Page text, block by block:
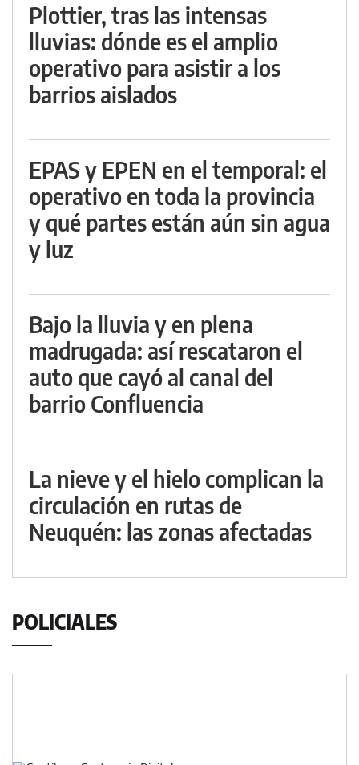
Plottier, tras las intensas
lluvias: dónde es el amplio
operativo para asistir a los
barrios aislados
EPAS y EPEN en el temporal: el
operativo en toda la provincia
y qué partes están aún sin agua
y luz
Bajo la lluvia y en plena
madrugada: así rescataron el
auto que cayó al canal del
barrio Confluencia
La nieve y el hielo complican la
circulación en rutas de
Neuquén: las zonas afectadas
POLICIALES